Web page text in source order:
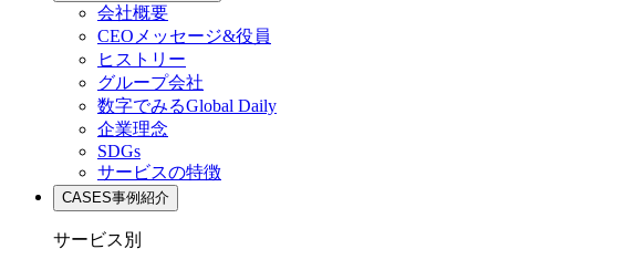
会社概要
CEOメッセージ&役員
ヒストリー
グループ会社
数字でみるGlobal Daily
企業理念
SDGs
サービスの特徴
CASES事例紹介
サービス別